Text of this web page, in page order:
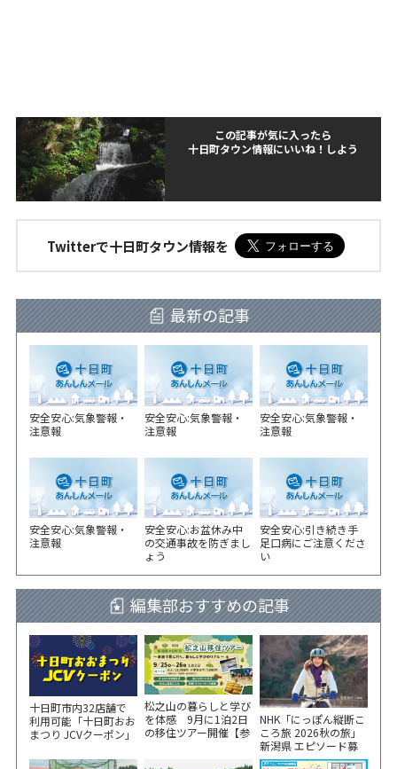
この記事が気に入ったら
十日町タウン情報にいいね！しよう
Twitterで十日町タウン情報を
最新の記事
安全安心:気象警報・
注意報
安全安心:気象警報・
注意報
安全安心:気象警報・
注意報
安全安心:気象警報・
注意報
安全安心:お盆休み中
の交通事故を防ぎまし
ょう
安全安心:引き続き手
足口病にご注意くださ
い
編集部おすすめの記事
十日町市内32店舗で
利用可能「十日町おお
まつり JCVクーポン」
い！
松之山の暮らしと学び
を体感 9月に1泊2日
の移住ツアー開催【参
NHK「にっぽん縦断こ
ころ旅 2026秋の旅」
新潟県 エピソード募
集中！